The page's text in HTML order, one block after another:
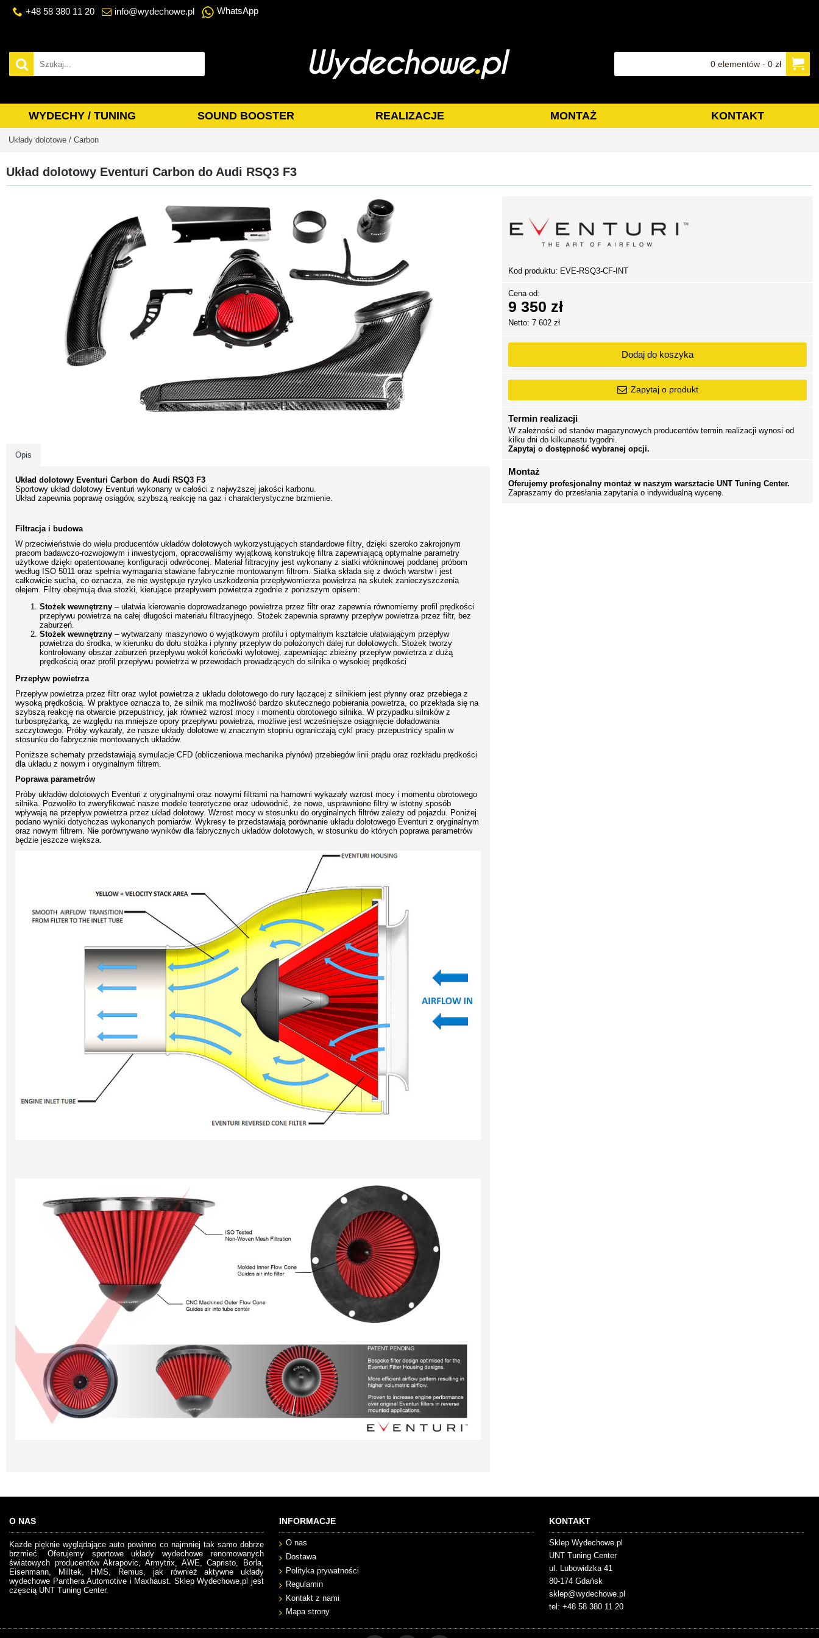
+48 58 380 11 20 info@wydechowe.pl WhatsApp
0 elementów - 0 zł
WYDECHY / TUNING SOUND BOOSTER REALIZACJE MONTAŻ KONTAKT
Układy dolotowe / Carbon
Układ dolotowy Eventuri Carbon do Audi RSQ3 F3
Opis
Układ dolotowy Eventuri Carbon do Audi RSQ3 F3
Sportowy układ dolotowy Eventuri wykonany w całości z najwyższej jakości karbonu.
Układ zapewnia poprawę osiągów, szybszą reakcję na gaz i charakterystyczne brzmienie.
Filtracja i budowa
W przeciwieństwie do wielu producentów układów dolotowych wykorzystujących standardowe filtry, dzięki szeroko zakrojonym
pracom badawczo-rozwojowym i inwestycjom, opracowaliśmy wyjątkową konstrukcję filtra zapewniającą optymalne parametry
użytkowe dzięki opatentowanej konfiguracji odwróconej. Materiał filtracyjny jest wykonany z siatki włókninowej poddanej próbom
według ISO 5011 oraz spełnia wymagania stawiane fabrycznie montowanym filtrom. Siatka składa się z dwóch warstw i jest
całkowicie sucha, co oznacza, że nie występuje ryzyko uszkodzenia przepływomierza powietrza na skutek zanieczyszczenia
olejem. Filtry obejmują dwa stożki, kierujące przepływem powietrza zgodnie z poniższym opisem:
Stożek wewnętrzny – ułatwia kierowanie doprowadzanego powietrza przez filtr oraz zapewnia równomierny profil prędkości
przepływu powietrza na całej długości materiału filtracyjnego. Stożek zapewnia sprawny przepływ powietrza przez filtr, bez
zaburzeń.
Stożek wewnętrzny – wytwarzany maszynowo o wyjątkowym profilu i optymalnym kształcie ułatwiającym przepływ
powietrza do środka, w kierunku do dołu stożka i płynny przepływ do położonych dalej rur dolotowych. Stożek tworzy
kontrolowany obszar zaburzeń przepływu wokół końcówki wylotowej, zapewniając zbieżny przepływ powietrza z dużą
prędkością oraz profil przepływu powietrza w przewodach prowadzących do silnika o wysokiej prędkości
Przepływ powietrza
Przepływ powietrza przez filtr oraz wylot powietrza z układu dolotowego do rury łączącej z silnikiem jest płynny oraz przebiega z
wysoką prędkością. W praktyce oznacza to, że silnik ma możliwość bardzo skutecznego pobierania powietrza, co przekłada się na
szybszą reakcję na otwarcie przepustnicy, jak również wzrost mocy i momentu obrotowego silnika. W przypadku silników z
turbosprężarką, ze względu na mniejsze opory przepływu powietrza, możliwe jest wcześniejsze osiągnięcie doładowania
szczytowego. Próby wykazały, że nasze układy dolotowe w znacznym stopniu ograniczają cykl pracy przepustnicy spalin w
stosunku do fabrycznie montowanych układów.
Poniższe schematy przedstawiają symulacje CFD (obliczeniowa mechanika płynów) przebiegów linii prądu oraz rozkładu prędkości
dla układu z nowym i oryginalnym filtrem.
Poprawa parametrów
Próby układów dolotowych Eventuri z oryginalnymi oraz nowymi filtrami na hamowni wykazały wzrost mocy i momentu obrotowego
silnika. Pozwoliło to zweryfikować nasze modele teoretyczne oraz udowodnić, że nowe, usprawnione filtry w istotny sposób
wpływają na przepływ powietrza przez układ dolotowy. Wzrost mocy w stosunku do oryginalnych filtrów zależy od pojazdu. Poniżej
podano wyniki dotychczas wykonanych pomiarów. Wykresy te przedstawiają porównanie układu dolotowego Eventuri z oryginalnym
oraz nowym filtrem. Nie porównywano wyników dla fabrycznych układów dolotowych, w stosunku do których poprawa parametrów
będzie jeszcze większa.
Kod produktu: EVE-RSQ3-CF-INT
Cena od:
9 350 zł
Netto: 7 602 zł
Dodaj do koszyka
Zapytaj o produkt
Termin realizacji
W zależności od stanów magazynowych producentów termin realizacji wynosi od
kilku dni do kilkunastu tygodni.
Zapytaj o dostępność wybranej opcji.
Montaż
Oferujemy profesjonalny montaż w naszym warsztacie UNT Tuning Center.
Zapraszamy do przesłania zapytania o indywidualną wycenę.
O NAS
Każde pięknie wyglądające auto powinno co najmniej tak samo dobrze
brzmieć. Oferujemy sportowe układy wydechowe renomowanych
światowych producentów Akrapovic, Armytrix, AWE, Capristo, Borla,
Eisenmann, Milltek, HMS, Remus, jak również aktywne układy
wydechowe Panthera Automotive i Maxhaust. Sklep Wydechowe.pl jest
częscią UNT Tuning Center.
INFORMACJE
O nas
Dostawa
Polityka prywatności
Regulamin
Kontakt z nami
Mapa strony
KONTAKT
Sklep Wydechowe.pl
UNT Tuning Center
ul. Lubowidzka 41
80-174 Gdańsk
sklep@wydechowe.pl
tel: +48 58 380 11 20